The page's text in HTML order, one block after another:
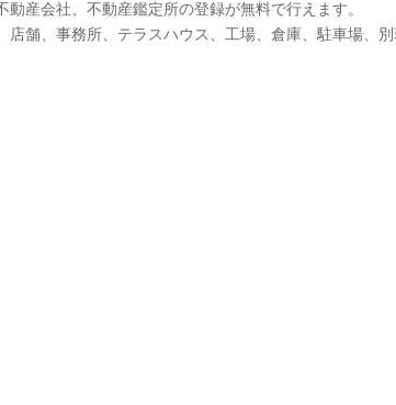
産会社、不動産鑑定所の登録が無料で行えます。
舗、事務所、テラスハウス、工場、倉庫、駐車場、別